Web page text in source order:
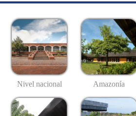
Nivel nacional Amazonía